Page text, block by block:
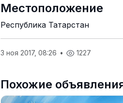
Местоположение
Республика Татарстан
3 ноя 2017, 08:26 • 1227
Похожие